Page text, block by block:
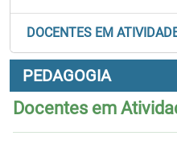
DOCENTES EM
PEDAGOGIA
Docentes em